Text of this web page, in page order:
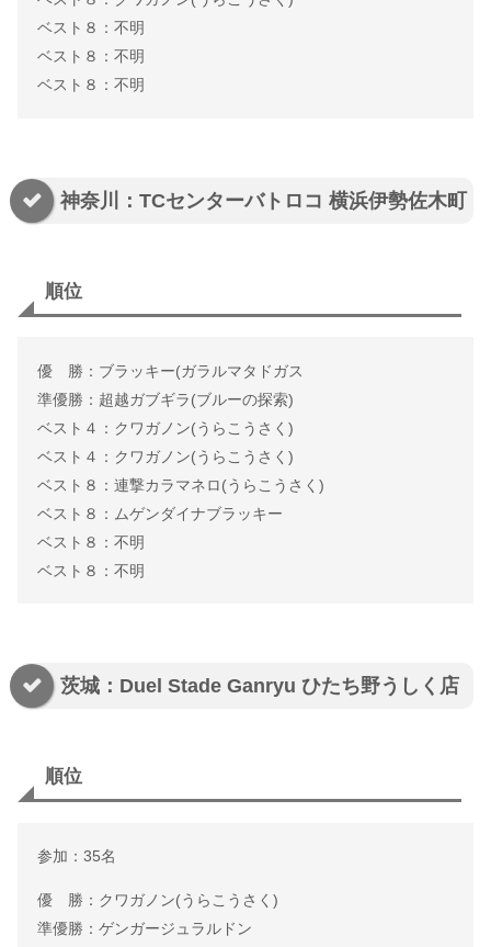
ベスト８：不明
ベスト８：不明
ベスト８：不明
神奈川：TCセンターバトロコ 横浜伊勢佐木町
順位
優 勝：ブラッキー(ガラルマタドガス
準優勝：超越ガブギラ(ブルーの探索)
ベスト４：クワガノン(うらこうさく)
ベスト４：クワガノン(うらこうさく)
ベスト８：連撃カラマネロ(うらこうさく)
ベスト８：ムゲンダイナブラッキー
ベスト８：不明
ベスト８：不明
茨城：Duel Stade Ganryu ひたち野うしく店
順位
参加：35名
優 勝：クワガノン(うらこうさく)
準優勝：ゲンガージュラルドン